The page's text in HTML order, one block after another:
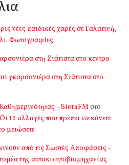
νέες παιδικές χαρές σε Γαλατινή,
Φωτογραφίες
στη Σιάτιστα στο κέντρο
γκαρσονιέρα στη Σιάτιστα στο
- SieraFMστο
12 αλλαγές που πρέπει να κάνετε
μειώσετε
από τις Σωστές Αποφάσεις -
της αυτοκινητοβιομηχανίας